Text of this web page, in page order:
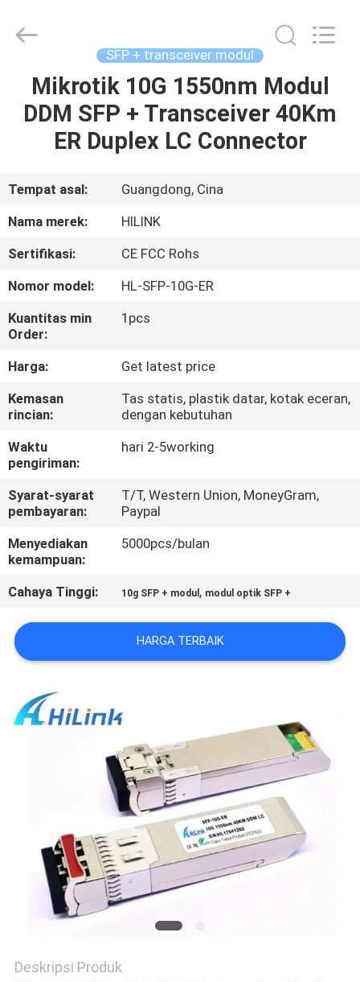
RUMAH
PRODUK
TENTANG
KAMI
TUR
PABRIK
KONTROL
KUALITAS
HUBUNGI
KAMI
BERITA
KASUS-
KASUS
MINTA
KUTIPAN
SITEMAP
KEBIJAKAN
Technology
Co.,Ltd..
SFP + transceiver modul
Mikrotik 10G 1550nm Modul
DDM SFP + Transceiver 40Km
ER Duplex LC Connector
Tempat asal:
Guangdong, Cina
Nama merek:
HILINK
Sertifikasi:
CE FCC Rohs
Nomor model:
HL-SFP-10G-ER
Kuantitas min
Order:
1pcs
Harga:
Get latest price
Kemasan
rincian:
Tas statis, plastik datar, kotak eceran,
dengan kebutuhan
Waktu
pengiriman:
hari 2-5working
Syarat-syarat
pembayaran:
T/T, Western Union, MoneyGram,
Paypal
Menyediakan
kemampuan:
5000pcs/bulan
Cahaya Tinggi: 10g SFP + modul , modul optik SFP +
HARGA TERBAIK
Deskripsi Produk